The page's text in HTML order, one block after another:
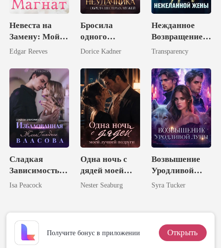
Невеста на
Замену: Мой
Муж –
Магнат
Edgar Reeves
Бросила
одного
неудачника -
шестерых
мужей
Dorice Kadner
Нежданное
Возвращение
Нежеланной
Transparency
Сладкая
Зависимость:
Избалованная
Власова
Isa Peacock
Одна ночь с
дядей моей
лучшей
Nester Seaburg
Возвышение
Уродливой
Луны
Syra Tucker
Получите бонус в приложении Открыть